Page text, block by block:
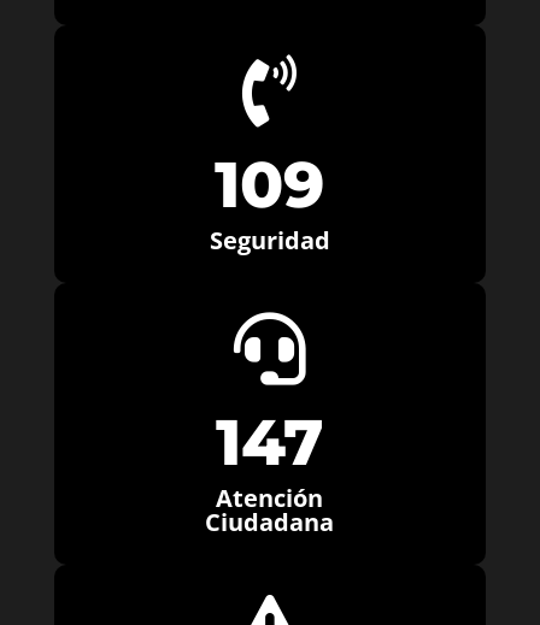

109
Seguridad

147
Atención
Ciudadana